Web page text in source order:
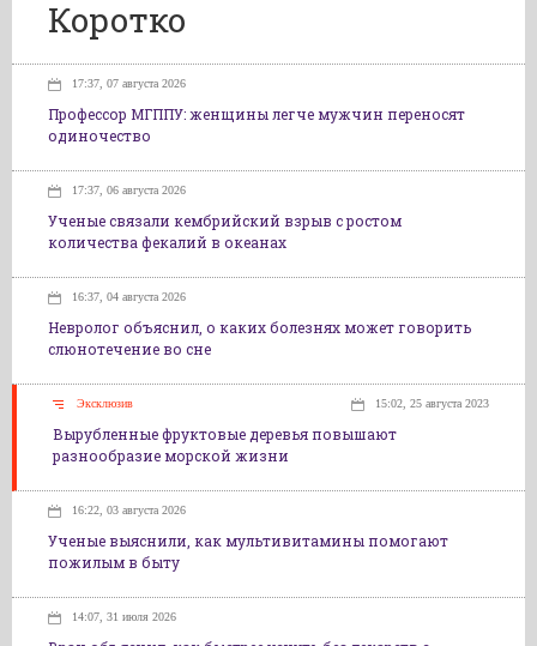
Коротко
17:37, 07 августа 2026
Профессор МГППУ: женщины легче мужчин переносят
одиночество
17:37, 06 августа 2026
Ученые связали кембрийский взрыв с ростом
количества фекалий в океанах
16:37, 04 августа 2026
Невролог объяснил, о каких болезнях может говорить
слюнотечение во сне
Эксклюзив 15:02, 25 августа 2023
Вырубленные фруктовые деревья повышают
разнообразие морской жизни
16:22, 03 августа 2026
Ученые выяснили, как мультивитамины помогают
пожилым в быту
14:07, 31 июля 2026